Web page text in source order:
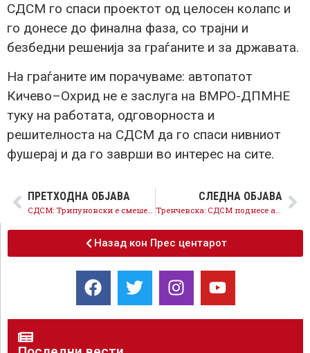
СДСМ го спаси проектот од целосен колапс и
го донесе до финална фаза, со трајни и
безбедни решенија за граѓаните и за државата.
На граѓаните им порачуваме: автопатот
Кичево–Охрид не е заслуга на ВМРО-ДПМНЕ
туку на работата, одговорноста и
решителноста на СДСМ да го спаси нивниот
фушерај и да го заврши во интерес на сите.
ПРЕТХОДНА ОБЈАВА СЛЕДНА ОБЈАВА
Назад кон Прес центарот